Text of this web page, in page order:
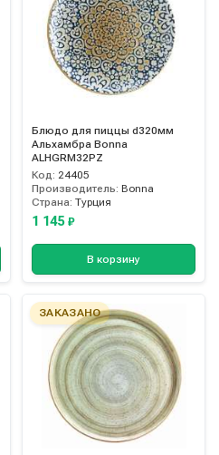
Блюдо для пиццы d320мм
Альхамбра Bonna
ALHGRM32PZ
Код: 24405
Производитель: Bonna
Страна: Турция
1 145 ₽
В корзину
ЗАКАЗАНО